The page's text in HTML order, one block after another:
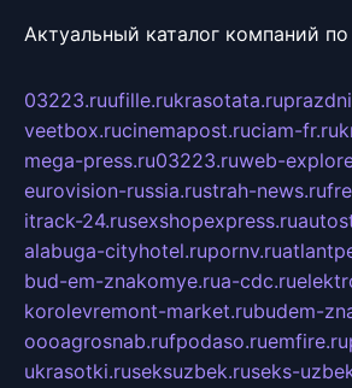
Актуальный каталог компаний
03223.ruufille.rukrasotata.ru
veetbox.rucinemapost.ruciam-fr.ru
mega-press.ru03223.ruweb-
eurovision-russia.rustrah-news.ru
itrack-24.rusexshopexpress.ru
alabuga-cityhotel.rupornv.ru
bud-em-znakomye.rua-cdc.ru
korolevremont-market.rubudem-
oooagrosnab.rufpodaso.ruemfire.ru
ukrasotki.ruseksuzbek.ruseks-